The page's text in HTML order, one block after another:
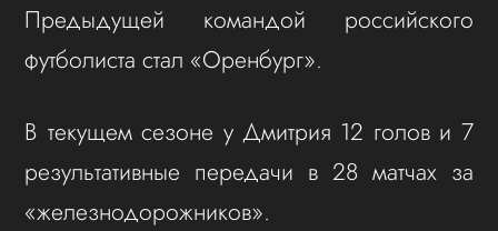
Предыдущей командой российского
футболиста стал «Оренбург».
В текущем сезоне у Дмитрия 12 голов и 7
результативные передачи в 28 матчах за
«железнодорожников».